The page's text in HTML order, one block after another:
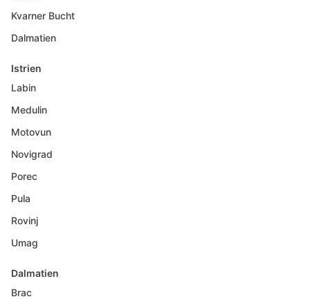
Kvarner Bucht
Dalmatien
Istrien
Labin
Medulin
Motovun
Novigrad
Porec
Pula
Rovinj
Umag
Dalmatien
Brac